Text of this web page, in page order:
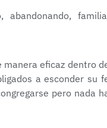
manera eficaz dentro
a esconder su
pero nada